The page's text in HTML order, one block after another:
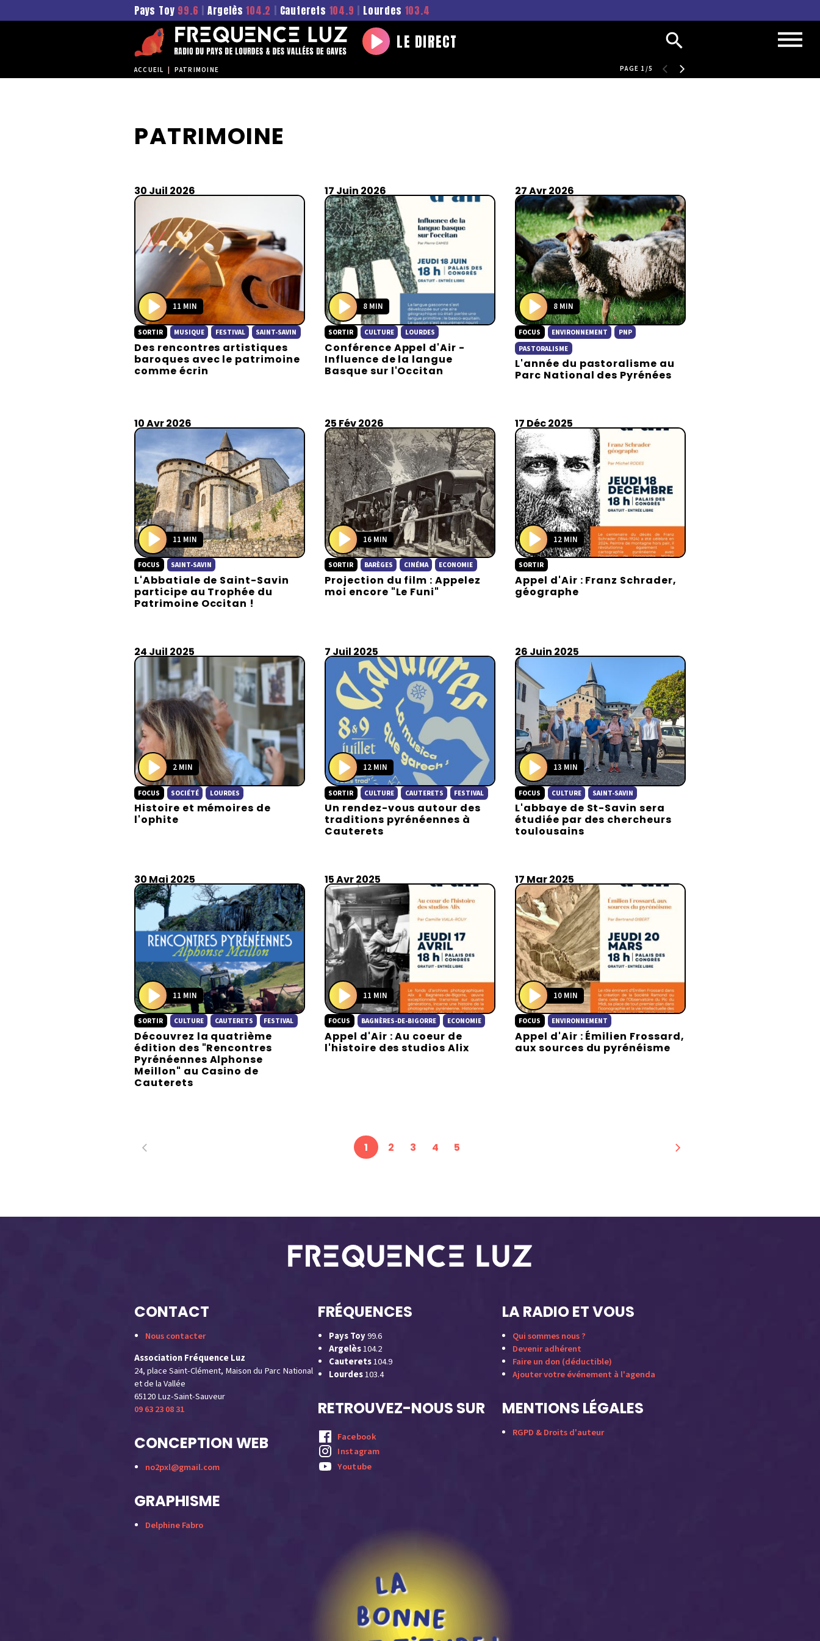
Pays Toy 99.6 | Argelès104.2 | Cauterets 104.9 | Lourdes 103.4
Play
LE DIRECT
ACCUEIL | PATRIMOINE PAGE 1/5
PATRIMOINE
30 Juil 2026
P
l
a
y
11 MIN
SORTIR MUSIQUE FESTIVAL SAINT-SAVIN
Des rencontres artistiques
baroques avec le patrimoine
comme écrin
17 Juin 2026
P
l
a
y
8 MIN
SORTIR CULTURE LOURDES
Conférence Appel d'Air -
Influence de la langue
Basque sur l'Occitan
27 Avr 2026
P
l
a
y
8 MIN
FOCUS ENVIRONNEMENT
PNP
PASTORALISME
L'année du pastoralisme au
Parc National des Pyrénées
10 Avr 2026
P
l
a
y
11 MIN
FOCUS SAINT-SAVIN
L'Abbatiale de Saint-Savin
participe au Trophée du
Patrimoine Occitan !
25 Fév 2026
P
l
a
y
16 MIN
SORTIR BARÈGES CINÉMA ECONOMIE
Projection du film : Appelez
moi encore "Le Funi"
17 Déc 2025
P
l
a
y
12 MIN
SORTIR
Appel d'Air : Franz Schrader,
géographe
24 Juil 2025
P
l
a
y
2 MIN
FOCUS SOCIÉTÉ LOURDES
Histoire et mémoires de
l'ophite
7 Juil 2025
P
l
a
y
12 MIN
SORTIR CULTURE CAUTERETS FESTIVAL
Un rendez-vous autour des
traditions pyrénéennes à
Cauterets
26 Juin 2025
P
l
a
y
13 MIN
FOCUS CULTURE SAINT-SAVIN
L'abbaye de St-Savin sera
étudiée par des chercheurs
toulousains
30 Mai 2025
P
l
a
y
11 MIN
SORTIR CULTURE CAUTERETS FESTIVAL
Découvrez la quatrième
édition des "Rencontres
Pyrénéennes Alphonse
Meillon" au Casino de
Cauterets
15 Avr 2025
P
l
a
y
11 MIN
FOCUS BAGNÈRES-DE-BIGORRE ECONOMIE
Appel d'Air : Au coeur de
l'histoire des studios Alix
17 Mar 2025
P
l
a
y
10 MIN
FOCUS ENVIRONNEMENT
Appel d'Air : Émilien Frossard,
aux sources du pyrénéisme
1 2 3 4 5
CONTACT
Nous contacter
Association Fréquence Luz
24, place Saint-Clément, Maison du Parc National
et de la Vallée
65120 Luz-Saint-Sauveur
09 63 23 08 31
CONCEPTION WEB
no2pxl@gmail.com
GRAPHISME
Delphine Fabro
FRÉQUENCES
Pays Toy99.6
Argelès104.2
Cauterets104.9
Lourdes103.4
RETROUVEZ-NOUS SUR
Facebook
Instagram
Youtube
LA RADIO ET VOUS
Qui sommes nous ?
Devenir adhérent
Faire un don (déductible)
Ajouter votre événement à l'agenda
MENTIONS LÉGALES
RGPD & Droits d'auteur